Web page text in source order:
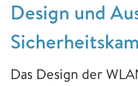
Design und
Das Design der